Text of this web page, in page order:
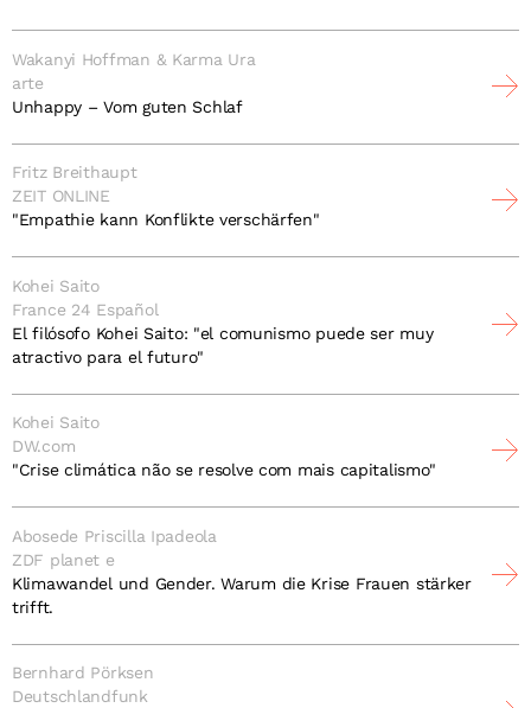
Wakanyi Hoffman & Karma Ura
arte
Unhappy – Vom guten Schlaf
Fritz Breithaupt
ZEIT ONLINE
"Empathie kann Konflikte verschärfen"
Kohei Saito
France 24 Español
El filósofo Kohei Saito: "el comunismo puede ser muy
atractivo para el futuro"
Kohei Saito
DW.com
"Crise climática não se resolve com mais capitalismo"
Abosede Priscilla Ipadeola
ZDF planet e
Klimawandel und Gender. Warum die Krise Frauen stärker
trifft.
Bernhard Pörksen
Deutschlandfunk